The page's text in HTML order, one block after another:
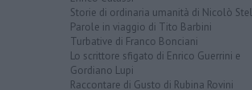
Storie di ordinaria umanità di Nicolò
Parole in viaggio di Tito Barbini
Turbative di Franco Bonciani
Lo scrittore sfigato di Enrico Guerrini e
Gordiano Lupi
Raccontare di Gusto di Rubina Rovini